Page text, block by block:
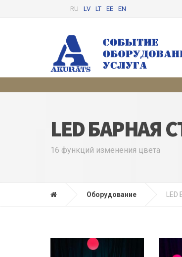
RU LV LT EE EN
LED БАРНАЯ
16 функций изменения цвета
Оборудование